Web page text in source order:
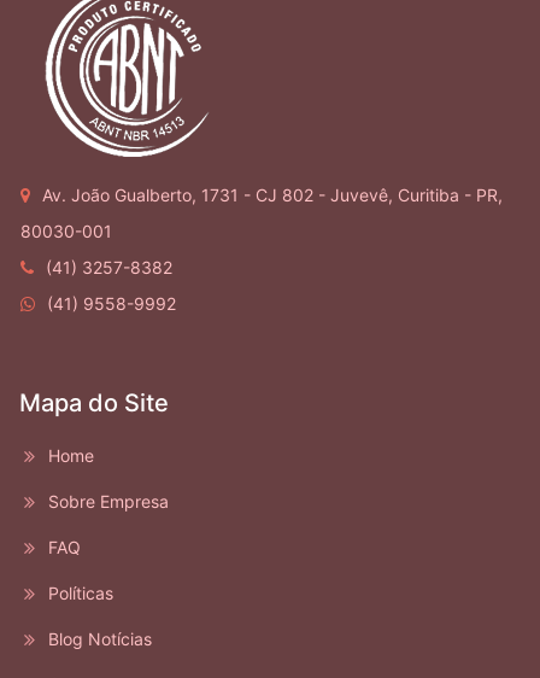
Av. João Gualberto, 1731 - CJ 802 - Juvevê, Curitiba - PR,
80030-001
(41) 3257-8382
(41) 9558-9992
Mapa do Site
Home
Sobre Empresa
FAQ
Políticas
Blog Notícias